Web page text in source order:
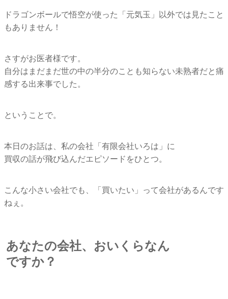
ドラゴンボールで悟空が使った「元気玉」
以外では見たこと
もありません！
さすがお医者様です。
自分はまだまだ世の中の半分のことも知らない未熟者だと痛
感する出来事でした。
ということで。
本日のお話は、私の会社「有限会社いろは」に
買収の話が飛び込んだエピソードをひとつ。
こんな小さい会社でも、「買いたい」って会社があるんです
ねぇ。
あなたの会社、おいくらなん
ですか？